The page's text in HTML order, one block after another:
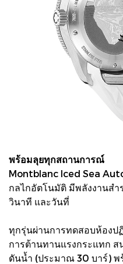
พร้อมลุยทุกสถานการณ์
Montblanc Iced Sea
กลไกอัตโนมัติ มีพลังงานสำ
วินาที และวันที่
ทุกรุ่นผ่านการทดสอบห้องป
การต้านทานแรงกระแทก
ดันน้ำ (ประมาณ 30 บาร์) พ